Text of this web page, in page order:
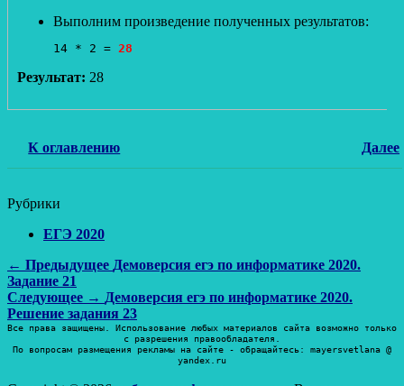
Выполним произведение полученных результатов:
14 * 2 = 28
Результат: 28
К оглавлению Далее
Рубрики
ЕГЭ 2020
Навигация
по
записям
← Предыдущее Предыдущая
Демоверсия егэ по информатике 2020.
Задание 21
Следующее → Следующая
запись:
Демоверсия егэ по информатике 2020.
Решение задания 23
Все права защищены. Использование любых материалов сайта возможно только
с разрешения правообладателя.
По вопросам размещения рекламы на сайте - обращайтесь: mayersvetlana @
yandex.ru